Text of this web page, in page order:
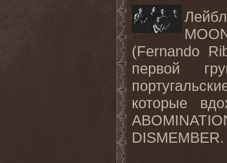
Лейбл
(Fernando
первой
которые
DISMEMBER.